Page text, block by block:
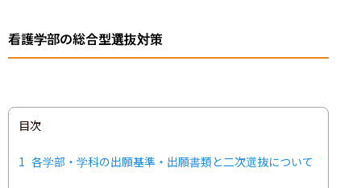
看護学部の総合型選抜対策
目次
1 各学部・学科の出願基準・出願書類と二次選抜について